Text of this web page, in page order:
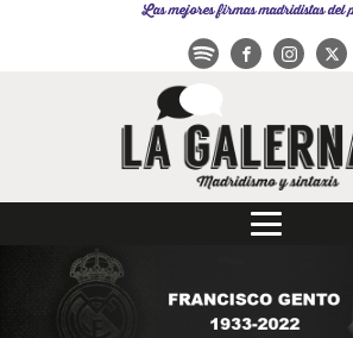
Las mejores firmas madridistas del